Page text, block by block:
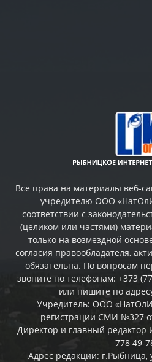
Все права на материалы веб-
учредителю ООО
соответствии с
(целиком или частями)
только на возмездной
согласия правообладателя,
обязательна. По вопросам
звоните по телефонам: +373
или пишите по
Учредитель: ООО
регистрации СМИ №327
Директор и главный
778 49-
Адрес редакции: г.Рыбница,